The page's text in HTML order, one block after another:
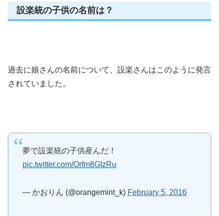
設楽統の子供の名前は？
過去に娘さんの名前について、設楽さんはこのように発言
されていました。
夢で設楽統の子供産んだ！
pic.twitter.com/Orfm8GIzRu
— かおりん (@orangemint_k) February 5, 2016